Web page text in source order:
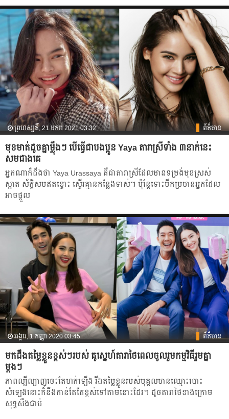
ព្រហស្បតិ៍, 21 មករា 2021 03:32 ព័ត៌មាន
មុខមាត់ដូចគ្នាម្ល៉ឹងៗ បើ​ធ្វើជាបងប្អូន Yaya តារាស្រីទាំង ៣​នាក់នេះ​
សមជាងគេ
អ្នកណា​ក៏ដឹង​ថា Yaya Urassaya គឺ​ជា​តារា​ស្រី​ដែល​មាន​ទម្រង់​មុខ​ស្រស់
ស្អាត​ ស័ក្តិសម​ឥតខ្ចោះ ស្ទើរគ្មាន​កន្លែង​ទាស់។ ប៉ុន្តែ​ទោះ​បី​កម្រ​មាន​អ្នកដែល​
អាច​ផ្ដួល​
អង្គារ, 1 កញ្ញា 2020 03:45 ព័ត៌មាន
មកដឹងតម្លៃខ្លួនខ្ពស់ៗរបស់ គូស្នេហ៍តារាថៃពេល​ចូលរួមកម្មវិធីរួមគ្នា
ម្ដងៗ
ភាព​ល្បី​ល្បាញ​ចេះ​តែ​ហក់​ឡើង​ រីឯតម្លៃ​ខ្លួន​របស់​បុគ្គល​មាន​ឈ្មោះ​បោះ
សំឡេង​នោះ​ក៏​នឹង​កាន់​តែ​តែ​ខ្ពស់​ទៅតាម​នោះដែរ។ ដូច​តារាថៃ​ខាងក្រោម​
សុទ្ធ​សឹង​ជាប់​